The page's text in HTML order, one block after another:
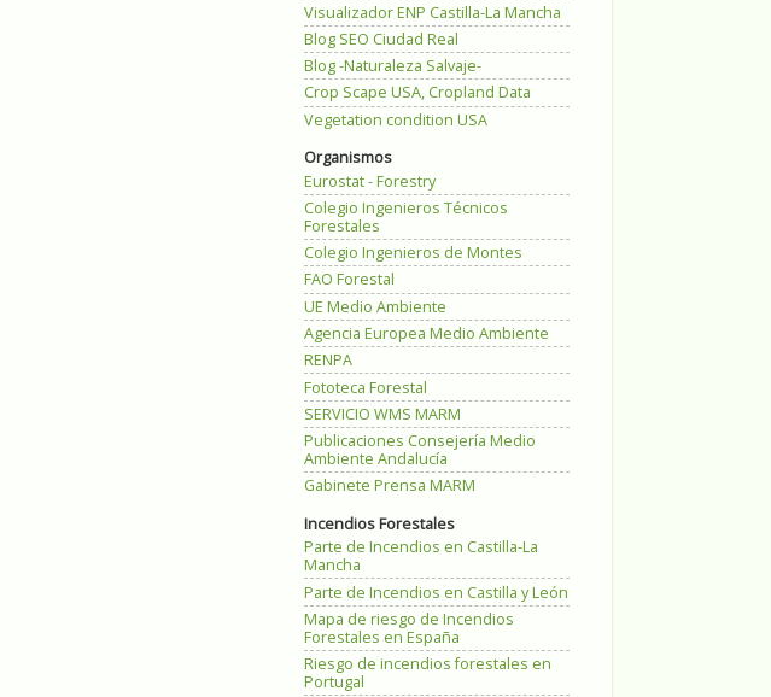
Visualizador ENP Castilla-La Mancha
Blog SEO Ciudad Real
Blog -Naturaleza Salvaje-
Crop Scape USA, Cropland Data
Vegetation condition USA
Organismos
Eurostat - Forestry
Colegio Ingenieros Técnicos
Forestales
Colegio Ingenieros de Montes
FAO Forestal
UE Medio Ambiente
Agencia Europea Medio Ambiente
RENPA
Fototeca Forestal
SERVICIO WMS MARM
Publicaciones Consejería Medio
Ambiente Andalucía
Gabinete Prensa MARM
Incendios Forestales
Parte de Incendios en Castilla-La
Mancha
Parte de Incendios en Castilla y León
Mapa de riesgo de Incendios
Forestales en España
Riesgo de incendios forestales en
Portugal